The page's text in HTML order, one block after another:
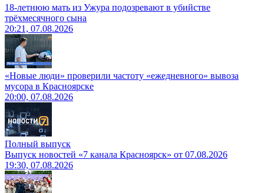
18-летнюю мать из Ужура подозревают в убийстве
трёхмесячного сына
20:21, 07.08.2026
«Новые люди» проверили частоту «ежедневного» вывоза
мусора в Красноярске
20:00, 07.08.2026
Полный выпуск
Выпуск новостей «7 канала Красноярск» от 07.08.2026
19:30, 07.08.2026